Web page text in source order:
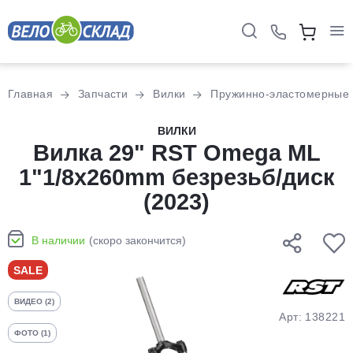
Главная Запчасти Вилки Пружинно-эластомерные
ВИЛКИ
Вилка 29ʺ RST Omega ML
1ʺ1/8x260mm безрезьб/диск
(2023)
В наличии (скоро закончится)
SALE
ВИДЕО (2)
ФОТО (1)
Арт: 138221
оплатуна части
без переплат
График платежей
Сегодня
25%